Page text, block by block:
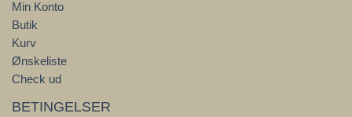
Min Konto
Butik
Kurv
Ønskeliste
Check ud
BETINGELSER